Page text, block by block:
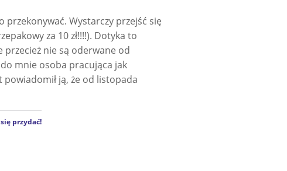
przekonywać. Wystarczy przejść się
za 10 zł!!!!). Dotyka to
nie są oderwane od
mnie osoba pracująca jak
ją, że od listopada
przydać!